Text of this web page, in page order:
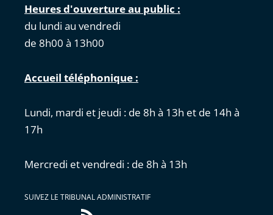
Heures d'ouverture au public :
du lundi au vendredi
de 8h00 à 13h00
Accueil téléphonique :
Lundi, mardi et jeudi : de 8h à 13h et de 14h à
17h
Mercredi et vendredi : de 8h à 13h
SUIVEZ LE TRIBUNAL ADMINISTRATIF